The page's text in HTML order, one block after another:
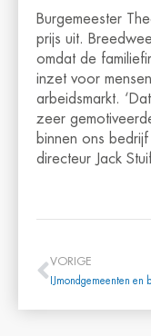
Burgemeester
prijs uit.
omdat de
inzet voor
arbeidsmarkt.
zeer
binnen ons
directeur Jack
VORIGE